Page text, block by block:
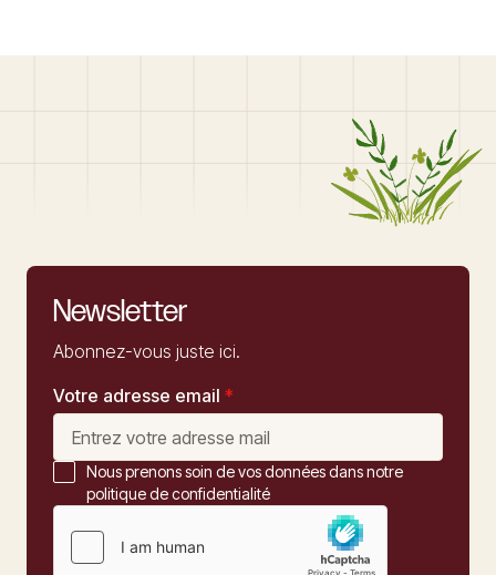
Newsletter
Abonnez-vous juste ici.
Votre adresse email *
Nous prenons soin de vos données dans notre
politique de confidentialité